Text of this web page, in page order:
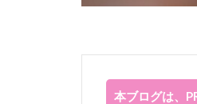
本ブログは、